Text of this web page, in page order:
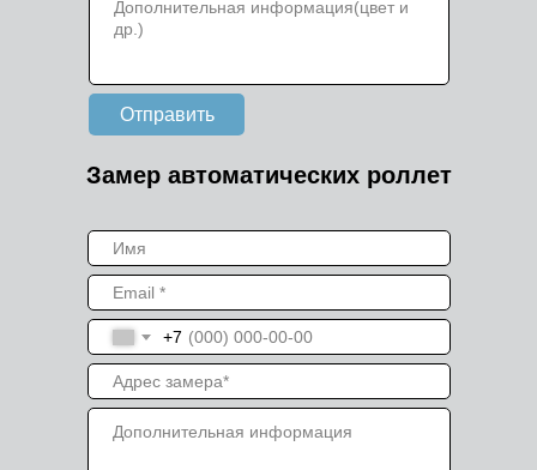
Отправить
+7
Замер автоматических роллет